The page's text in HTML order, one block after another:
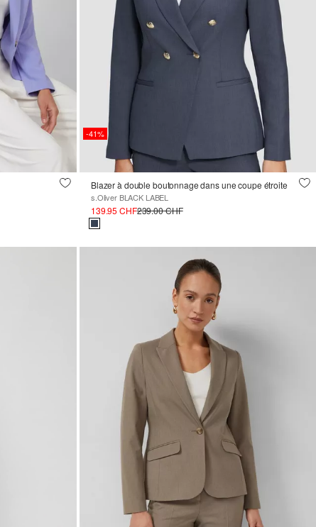
-41%
Blazer à double boutonnage dans une coupe étroite
s.Oliver BLACK LABEL
139.95 CHF239.00 CHF